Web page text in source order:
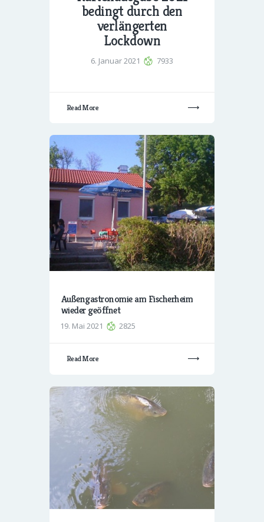
bedingt durch den
verlängerten
Lockdown
6. Januar 2021 7933
Read More
Außengastronomie am Fischerheim
wieder geöffnet
19. Mai 2021 2825
Read More